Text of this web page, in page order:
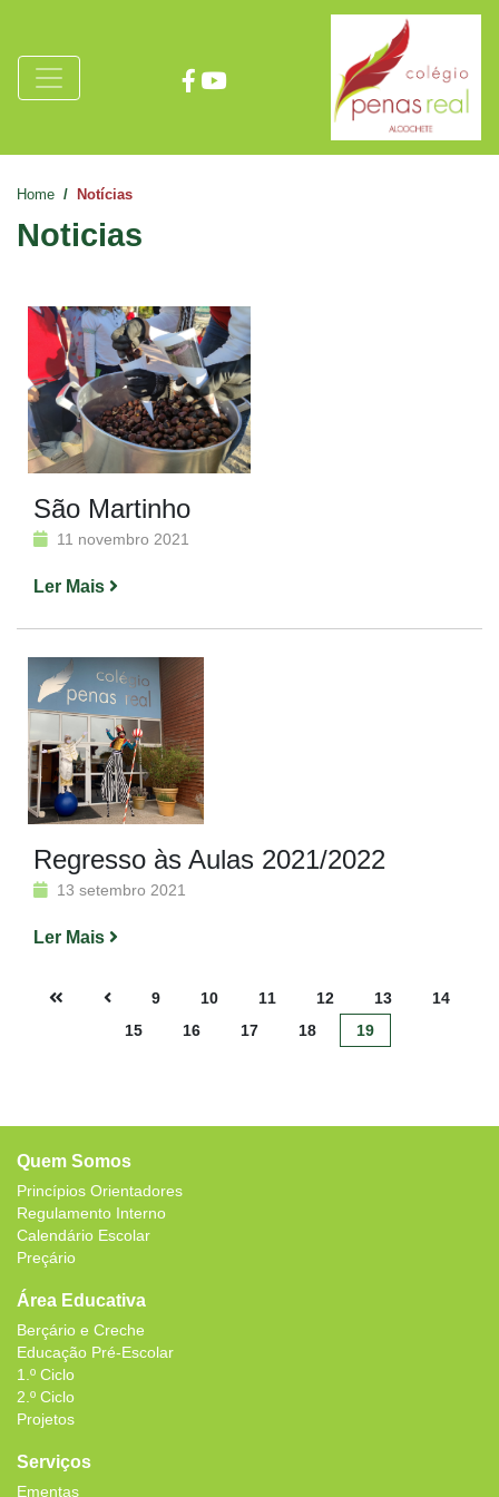
Home Notícias
Noticias
São Martinho
11 novembro 2021
Ler Mais
Regresso às Aulas 2021/2022
13 setembro 2021
Ler Mais
9 10 11 12 13
14
15
16 17 18 19
Quem Somos
Princípios Orientadores
Regulamento Interno
Calendário Escolar
Preçário
Área Educativa
Berçário e Creche
Educação Pré-Escolar
1.º Ciclo
2.º Ciclo
Projetos
Serviços
Ementas